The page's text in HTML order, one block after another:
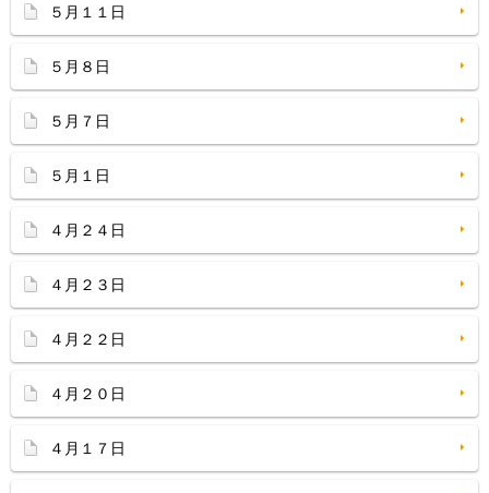
５月１１日
５月８日
５月７日
５月１日
４月２４日
４月２３日
４月２２日
４月２０日
４月１７日